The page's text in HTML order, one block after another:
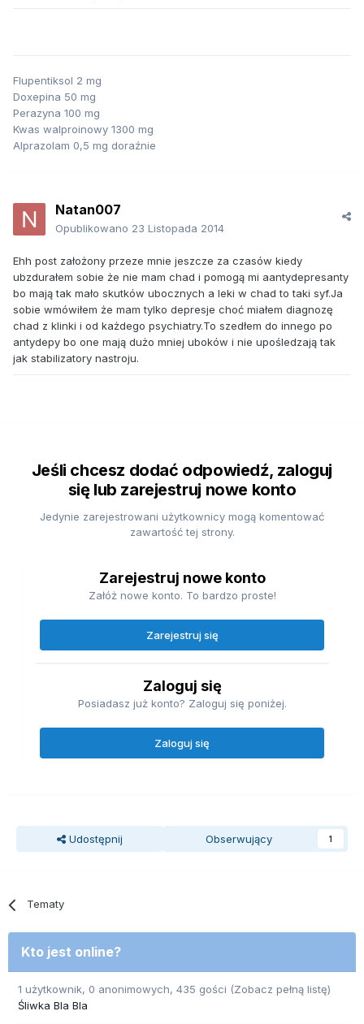
Flupentiksol 2 mg
Doxepina 50 mg
Perazyna 100 mg
Kwas walproinowy 1300 mg
Alprazolam 0,5 mg doraźnie
Natan007
Opublikowano 23 Listopada 2014
Ehh post założony przeze mnie jeszcze za czasów kiedy
ubzdurałem sobie że nie mam chad i pomogą mi aantydepresanty
bo mają tak mało skutków ubocznych a leki w chad to taki syf.Ja
sobie wmówiłem że mam tylko depresje choć miałem diagnozę
chad z klinki i od każdego psychiatry.To szedłem do innego po
antydepy bo one mają dużo mniej uboków i nie upośledzają tak
jak stabilizatory nastroju.
Jeśli chcesz dodać odpowiedź, zaloguj
się lub zarejestruj nowe konto
Jedynie zarejestrowani użytkownicy mogą komentować
zawartość tej strony.
Zarejestruj nowe konto
Załóż nowe konto. To bardzo proste!
Zarejestruj się
Zaloguj się
Posiadasz już konto? Zaloguj się poniżej.
Zaloguj się
Udostępnij Obserwujący 1
Tematy
Kto jest online?
1 użytkownik, 0 anonimowych, 435 gości (Zobacz pełną listę)
Śliwka Bla Bla